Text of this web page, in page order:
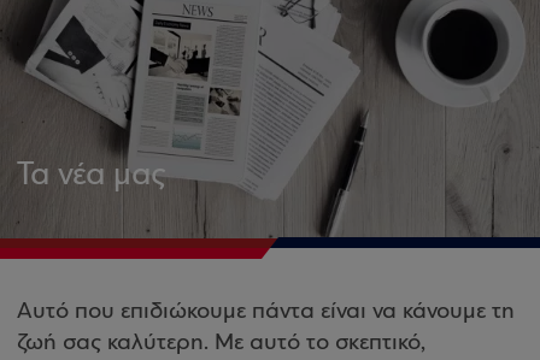
Τα νέα μας
Αυτό που επιδιώκουμε πάντα είναι να κάνουμε τη
ζωή σας καλύτερη. Με αυτό το σκεπτικό,